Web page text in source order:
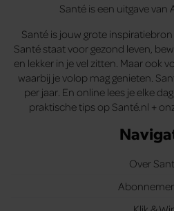
Santé is een uitgave van
Santé is jouw grote
Santé staat voor gezond leven,
en lekker in je vel zitten. Maar ook
waarbij je volop mag genieten.
per jaar. En online lees je elke
praktische tips op Santé.nl +
Over